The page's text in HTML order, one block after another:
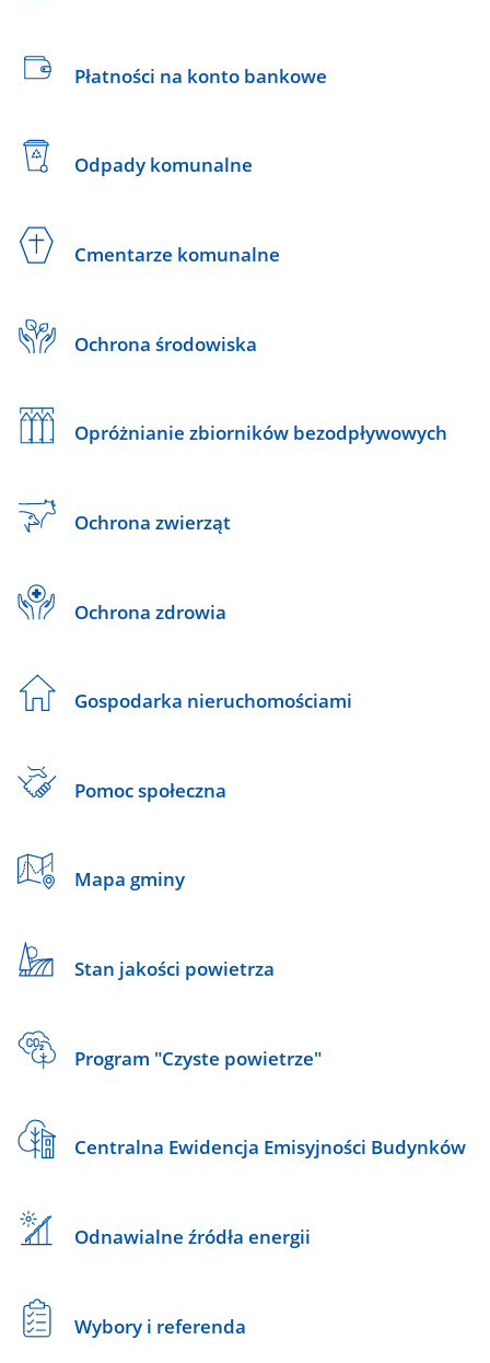
Płatności na konto bankowe
Odpady komunalne
Cmentarze komunalne
Ochrona środowiska
Opróżnianie zbiorników bezodpływowych
Ochrona zwierząt
Ochrona zdrowia
Gospodarka nieruchomościami
Pomoc społeczna
Mapa gminy
Stan jakości powietrza
Program "Czyste powietrze"
Centralna Ewidencja Emisyjności Budynków
Odnawialne źródła energii
Wybory i referenda